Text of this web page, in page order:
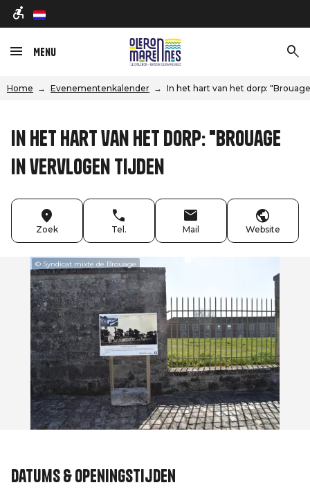
nl
Menu
Home Evenementenkalender In het hart van het dorp:
In het hart van het dorp: "Brouage
in vervlogen tijden
Zoek Tel. Mail Website
© Syndicat mixte de Brouage
Datums & openingstijden